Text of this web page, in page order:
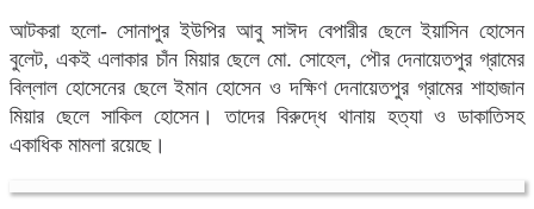
আটকরা হলো- সোনাপুর ইউপির আবু সাঈদ বেপারীর ছেলে ইয়াসিন হোসেন
বুলেট, একই এলাকার চাঁন মিয়ার ছেলে মো. সোহেল, পৌর দেনায়েতপুর গ্রামের
বিল্লাল হোসেনের ছেলে ইমান হোসেন ও দক্ষিণ দেনায়েতপুর গ্রামের শাহাজান
মিয়ার ছেলে সাকিল হোসেন। তাদের বিরুদ্ধে থানায় হত্যা ও ডাকাতিসহ
একাধিক মামলা রয়েছে।